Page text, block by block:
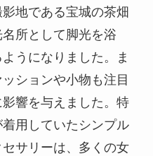
地である宝城の茶畑
所として脚光を浴
うになりました。ま
ションや小物も注目
響を与えました。特
用していたシンプル
サリーは、多くの女